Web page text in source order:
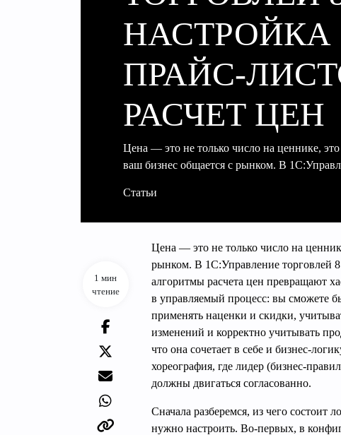
НАСТРОЙКА
РАСЧЕТ ЦЕН
Цена — это не только число на ценнике,
ваш бизнес общается с рынком. В
Статьи
1 мин
чтение
Цена — это не только число на
рынком. В 1С:Управление торговлей
алгоритмы расчета цен превращают
в управляемый процесс: вы сможете
применять наценки и скидки,
изменений и корректно учитывать
что она сочетает в себе и
хореография, где лидер
должны двигаться согласованно.
Сначала разберемся, из чего состоит
нужно настроить. Во-первых, в